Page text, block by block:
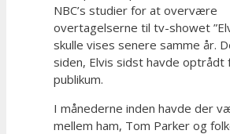
NBC’s studier for at overvære
overtagelserne til tv-showet
skulle vises senere samme år.
siden, Elvis sidst havde optrådt
publikum.
I månederne inden havde der
mellem ham, Tom Parker og